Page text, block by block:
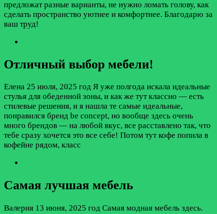
предложат разные варианты, не нужно ломать голову, как
сделать пространство уютнее и комфортнее. Благодарю за
ваш труд!
Отличный выбор мебели!
Елена 25 июля, 2025 год Я уже полгода искала идеальные
стулья для обеденной зоны, и как же тут классно — есть
стилевые решения, и я нашла те самые идеальные,
понравился бренд be concept, но вообще здесь очень
много брендов — на любой вкус, все расставлено так, что
тебе сразу хочется это все себе! Потом тут кофе попила в
кофейне рядом, класс
Самая лучшая мебель
Валерия 13 июня, 2025 год Самая модная мебель здесь.